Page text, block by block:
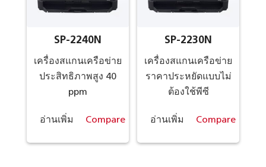
SP-2240N
เครื่องสแกนเครือข่าย
ประสิทธิภาพสูง 40
ppm
อ่านเพิ่ม Compare
SP-2230N
เครื่องสแกนเครือข่าย
ราคาประหยัดแบบไม่
ต้องใช้พีซี
อ่านเพิ่ม Compare